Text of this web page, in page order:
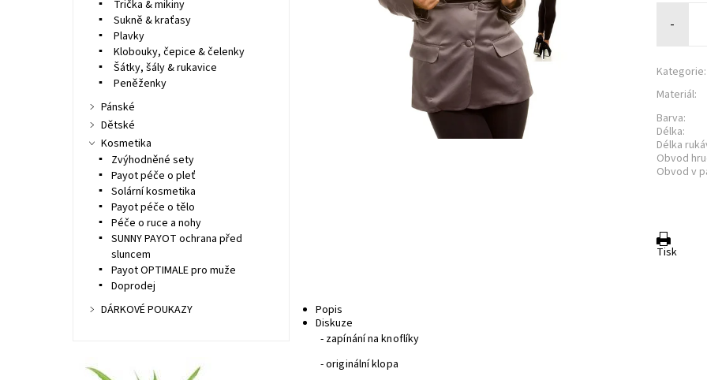
-
Kategorie:
Materiál:
Barva:
Délka:
Délka
Obvod
Obvod v
Tisk
Popis
Diskuze
- zapínání na knoflíky
- originální klopa
Trička & mikiny
Sukně & kraťasy
Plavky
Klobouky, čepice & čelenky
Šátky, šály & rukavice
Peněženky
Pánské
Dětské
Kosmetika
Zvýhodněné sety
Payot péče o pleť
Solární kosmetika
Payot péče o tělo
Péče o ruce a nohy
SUNNY PAYOT ochrana před
sluncem
Payot OPTIMALE pro muže
Doprodej
DÁRKOVÉ POUKAZY